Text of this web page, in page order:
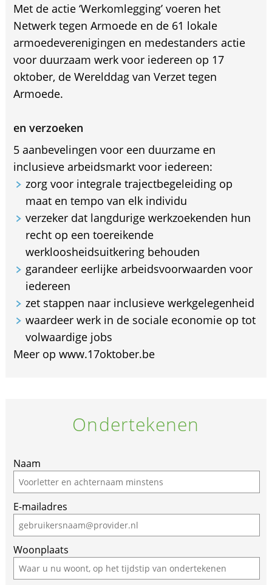
Met de actie ‘Werkomlegging’ voeren het
Netwerk tegen Armoede en de 61 lokale
armoedeverenigingen en medestanders actie
voor duurzaam werk voor iedereen op 17
oktober, de Werelddag van Verzet tegen
Armoede.
en verzoeken
5 aanbevelingen voor een duurzame en
inclusieve arbeidsmarkt voor iedereen:
zorg voor integrale trajectbegeleiding op
maat en tempo van elk individu
verzeker dat langdurige werkzoekenden hun
recht op een toereikende
werkloosheidsuitkering behouden
garandeer eerlijke arbeidsvoorwaarden voor
iedereen
zet stappen naar inclusieve werkgelegenheid
waardeer werk in de sociale economie op tot
volwaardige jobs
Meer op www.17oktober.be
Ondertekenen
Naam
E-mailadres
Woonplaats